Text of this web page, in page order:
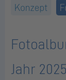
Konzept
Jahr 2025